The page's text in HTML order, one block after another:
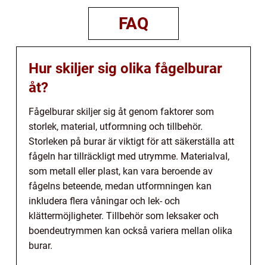
FAQ
Hur skiljer sig olika fågelburar
åt?
Fågelburar skiljer sig åt genom faktorer som
storlek, material, utformning och tillbehör.
Storleken på burar är viktigt för att säkerställa att
fågeln har tillräckligt med utrymme. Materialval,
som metall eller plast, kan vara beroende av
fågelns beteende, medan utformningen kan
inkludera flera våningar och lek- och
klättermöjligheter. Tillbehör som leksaker och
boendeutrymmen kan också variera mellan olika
burar.